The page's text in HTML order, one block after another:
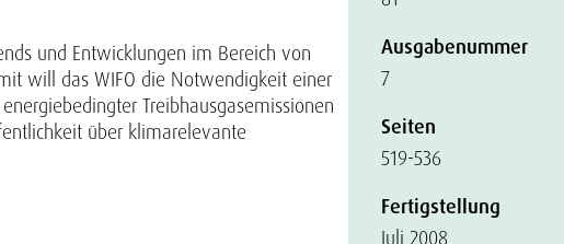
und Entwicklungen im Bereich von
will das WIFO die Notwendigkeit einer
Treibhausgasemissionen
über klimarelevante
Ausgabenummer
7
Seiten
519-536
Fertigstellung
Juli 2008